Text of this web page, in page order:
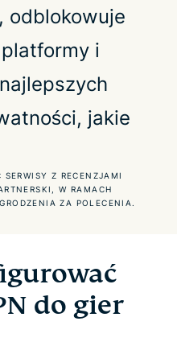
do grania w chmurze
w gry
do gier
odblokowuje
i
jakie
SERWISY Z RECENZJAMI
W RAMACH
ZA POLECENIA.
do gier